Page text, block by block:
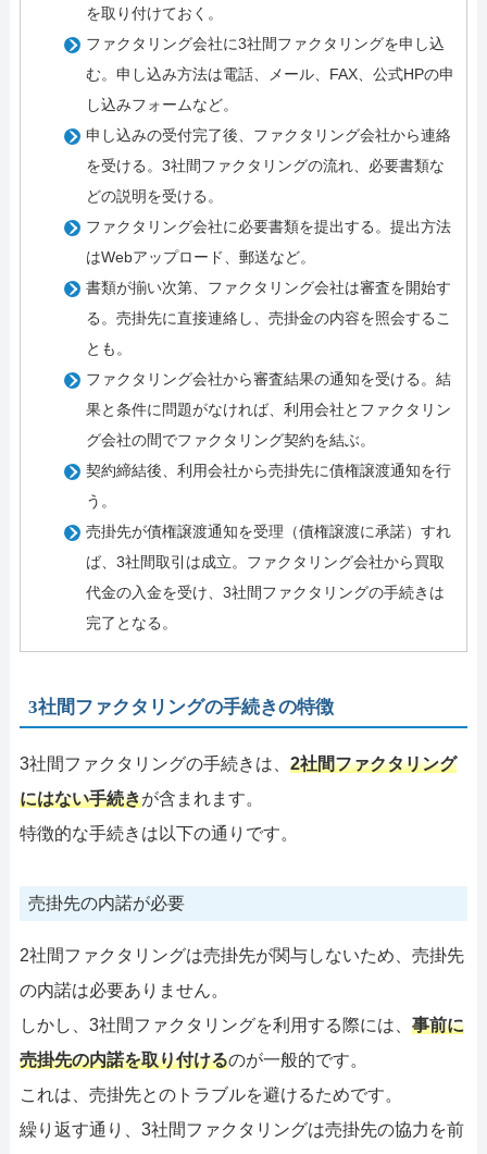
を取り付けておく。
ファクタリング会社に3社間ファクタリングを申し込
む。申し込み方法は電話、メール、FAX、公式HPの申
し込みフォームなど。
申し込みの受付完了後、ファクタリング会社から連絡
を受ける。3社間ファクタリングの流れ、必要書類な
どの説明を受ける。
ファクタリング会社に必要書類を提出する。提出方法
はWebアップロード、郵送など。
書類が揃い次第、ファクタリング会社は審査を開始す
る。売掛先に直接連絡し、売掛金の内容を照会するこ
とも。
ファクタリング会社から審査結果の通知を受ける。結
果と条件に問題がなければ、利用会社とファクタリン
グ会社の間でファクタリング契約を結ぶ。
契約締結後、利用会社から売掛先に債権譲渡通知を行
う。
売掛先が債権譲渡通知を受理（債権譲渡に承諾）すれ
ば、3社間取引は成立。ファクタリング会社から買取
代金の入金を受け、3社間ファクタリングの手続きは
完了となる。
3社間ファクタリングの手続きの特徴
3社間ファクタリングの手続きは、 2社間ファクタリング
にはない手続きが含まれます。
特徴的な手続きは以下の通りです。
売掛先の内諾が必要
2社間ファクタリングは売掛先が関与しないため、売掛先
の内諾は必要ありません。
しかし、3社間ファクタリングを利用する際には、 事前に
売掛先の内諾を取り付けるのが一般的です。
これは、売掛先とのトラブルを避けるためです。
繰り返す通り、3社間ファクタリングは売掛先の協力を前